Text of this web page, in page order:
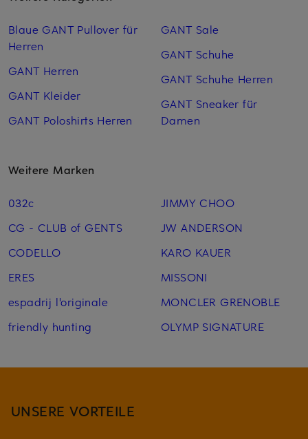
Blaue GANT Pullover für
Herren
GANT Herren
GANT Kleider
GANT Poloshirts Herren
GANT Sale
GANT Schuhe
GANT Schuhe Herren
GANT Sneaker für
Damen
Weitere Marken
032c
CG - CLUB of GENTS
CODELLO
ERES
espadrij l'originale
friendly hunting
JIMMY CHOO
JW ANDERSON
KARO KAUER
MISSONI
MONCLER GRENOBLE
OLYMP SIGNATURE
UNSERE VORTEILE